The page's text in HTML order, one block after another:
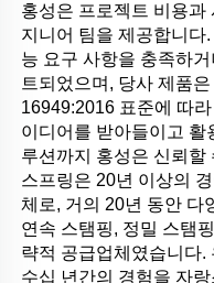
홍성은 프로젝트 비용과
지니어 팀을 제공합니다
능 요구 사항을 충족하
트되었으며, 당사 제품
16949:2016 표준에 따
이디어를 받아들이고 활
루션까지 홍성은 신뢰할
스프링은 20년 이상의
체로, 거의 20년 동안 다
연속 스탬핑, 정밀 스탬
략적 공급업체였습니다.
수십 년간의 경험을 자